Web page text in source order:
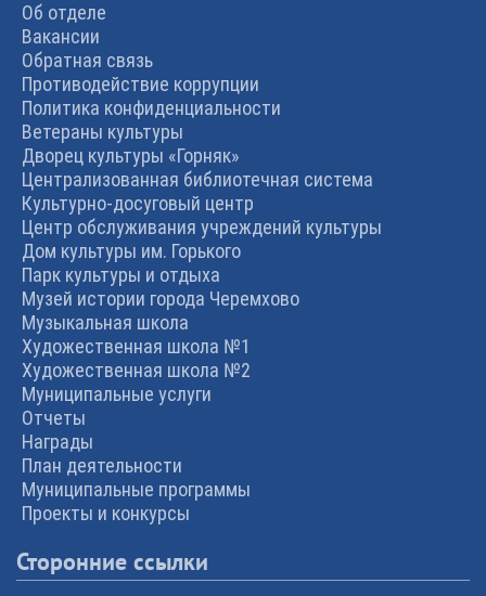
Об отделе
Вакансии
Обратная связь
Противодействие коррупции
Политика конфиденциальности
Ветераны культуры
Дворец культуры «Горняк»
Централизованная библиотечная система
Культурно-досуговый центр
Центр обслуживания учреждений культуры
Дом культуры им. Горького
Парк культуры и отдыха
Музей истории города Черемхово
Музыкальная школа
Художественная школа №1
Художественная школа №2
Муниципальные услуги
Отчеты
Награды
План деятельности
Муниципальные программы
Проекты и конкурсы
Сторонние ссылки